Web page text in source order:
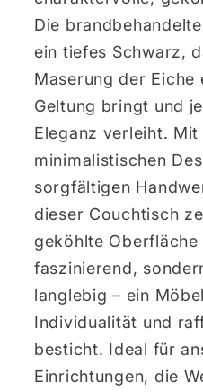
Die
ein tiefes Schwarz,
Maserung der
Geltung bringt und
Eleganz verleiht. Mit
minimalistischen
sorgfältigen
dieser Couchtisch
geköhlte
faszinierend,
langlebig – ein
Individualität und
besticht. Ideal für
Einrichtungen, die